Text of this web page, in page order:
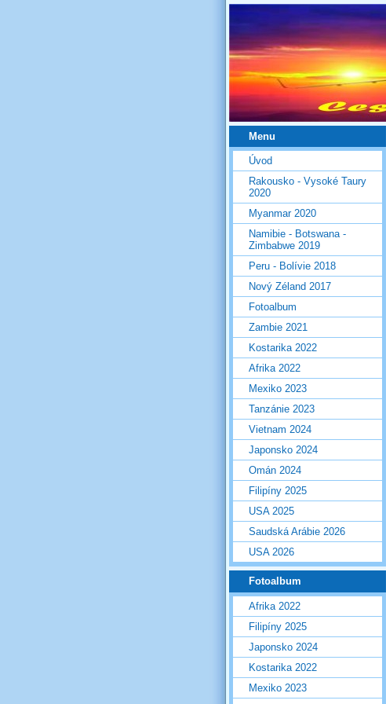
Menu
Úvod
Rakousko - Vysoké Taury
2020
Myanmar 2020
Namibie - Botswana -
Zimbabwe 2019
Peru - Bolívie 2018
Nový Zéland 2017
Fotoalbum
Zambie 2021
Kostarika 2022
Afrika 2022
Mexiko 2023
Tanzánie 2023
Vietnam 2024
Japonsko 2024
Omán 2024
Filipíny 2025
USA 2025
Saudská Arábie 2026
USA 2026
Fotoalbum
Afrika 2022
Filipíny 2025
Japonsko 2024
Kostarika 2022
Mexiko 2023